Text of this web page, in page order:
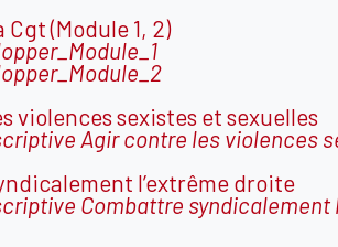
Cgt (Module 1, 2)
violences sexistes et sexuelles
Agir contre les violences
l’extrême droite
Combattre syndicalement